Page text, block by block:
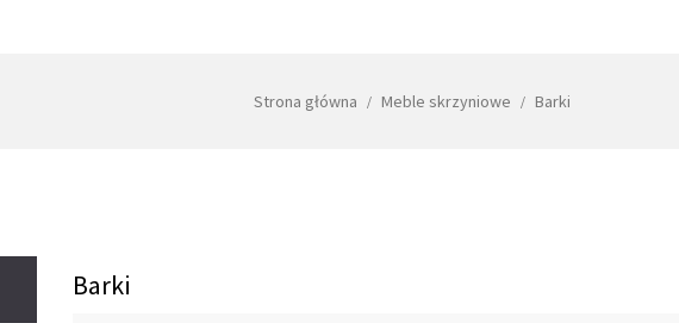
Strona główna Meble skrzyniowe Barki
Barki